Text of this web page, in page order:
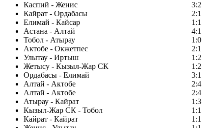
Каспий - Женис
3:2
Кайрат - Ордабасы
2:1
Елимай - Кайсар
1:1
Астана - Алтай
4:1
Тобол - Атырау
1:0
Актобе - Окжетпес
2:1
Улытау - Иртыш
1:2
Жетысу - Кызыл-Жар СК
1:2
Ордабасы - Елимай
3:1
Алтай - Актобе
2:4
Алтай - Актобе
2:4
Атырау - Кайрат
1:3
Кызыл-Жар СК - Тобол
1:1
Кайрат - Кайрат
1:1